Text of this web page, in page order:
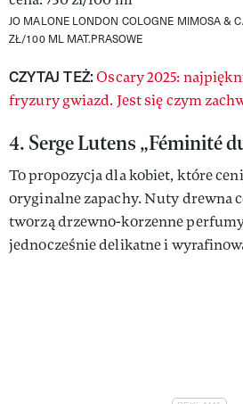
JO MALONE LONDON COLOGNE MIMOSA &
ZŁ/100 ML MAT.PRASOWE
CZYTAJ TEŻ: Oscary 2025:
fryzury gwiazd. Jest się czym
4. Serge Lutens „Féminité
To propozycja dla kobiet, które
oryginalne zapachy. Nuty drewna
tworzą drzewno-korzenne
jednocześnie delikatne i